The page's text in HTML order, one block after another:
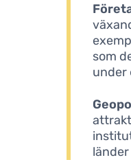
som
under